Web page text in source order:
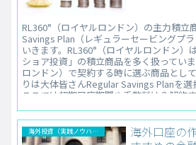
RL360°（ロイヤルロンドン）の主力積立
Savings Plan（レギュラーセービングプ
いきます。RL360°（ロイヤルロンドン）
ショア投資」の積立商品を多く扱ってい
ロンドン）で契約する時に選ぶ商品とし
りは大体皆さんRegular Savings Planを選
ここでは初期口座期間や手数料は？解約
海外投資（実践ノウハウ）
海外口座の